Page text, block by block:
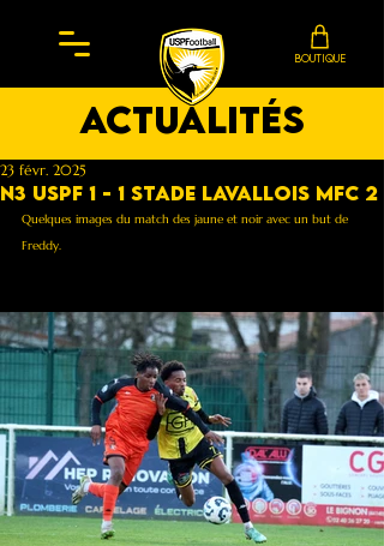
BOUTIQUE
actualités
N3 Uspf 1 - 1 Stade Lavallois MFC 2
23 févr. 2025
Quelques images du match des jaune et noir avec un but de
Freddy.